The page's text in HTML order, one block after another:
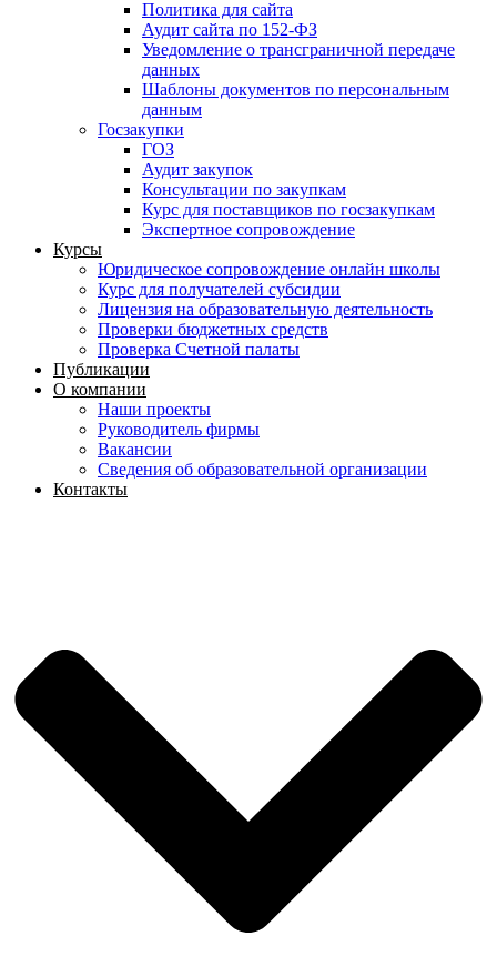
Политика для сайта
Аудит сайта по 152-ФЗ
Уведомление о трансграничной передаче
данных
Шаблоны документов по персональным
данным
Госзакупки
ГОЗ
Аудит закупок
Консультации по закупкам
Курс для поставщиков по госзакупкам
Экспертное сопровождение
Курсы
Юридическое сопровождение онлайн школы
Курс для получателей субсидии
Лицензия на образовательную деятельность
Проверки бюджетных средств
Проверка Счетной палаты
Публикации
О компании
Наши проекты
Руководитель фирмы
Вакансии
Сведения об образовательной организации
Контакты